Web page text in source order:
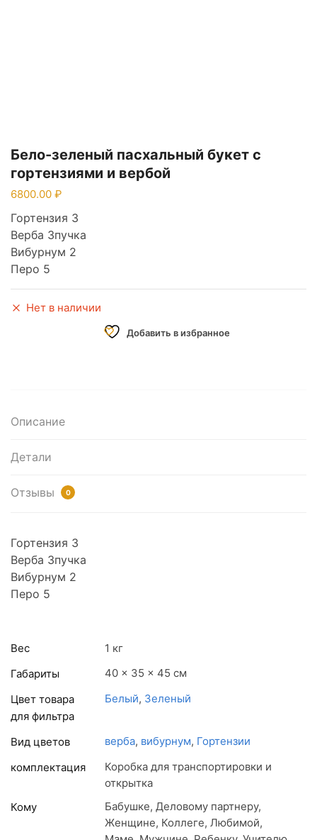
Бело-зеленый пасхальный букет с
гортензиями и вербой
6800.00
Гортензия 3
Верба 3пучка
Вибурнум 2
Перо 5
Нет в наличии
Добавить в избранное
Описание
Детали
Отзывы 0
Гортензия 3
Верба 3пучка
Вибурнум 2
Перо 5
Вес
1 кг
Габариты
40 × 35 × 45 см
Цвет товара
для фильтра
Белый, Зеленый
Вид цветов верба, вибурнум, Гортензии
комплектация
Коробка для транспортировки и
открытка
Кому
Бабушке, Деловому партнеру,
Женщине, Коллеге, Любимой,